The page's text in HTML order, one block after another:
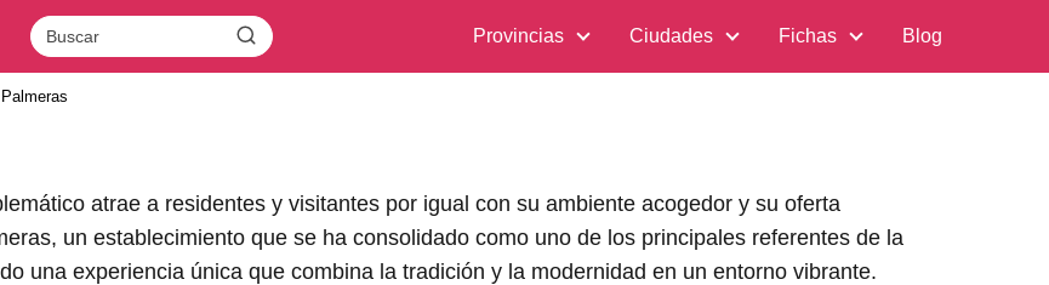
Provincias Ciudades Fichas Blog
atrae a residentes y visitantes por igual con su ambiente acogedor y su oferta
un establecimiento que se ha consolidado como uno de los principales referentes de la
una experiencia única que combina la tradición y la modernidad en un entorno vibrante.